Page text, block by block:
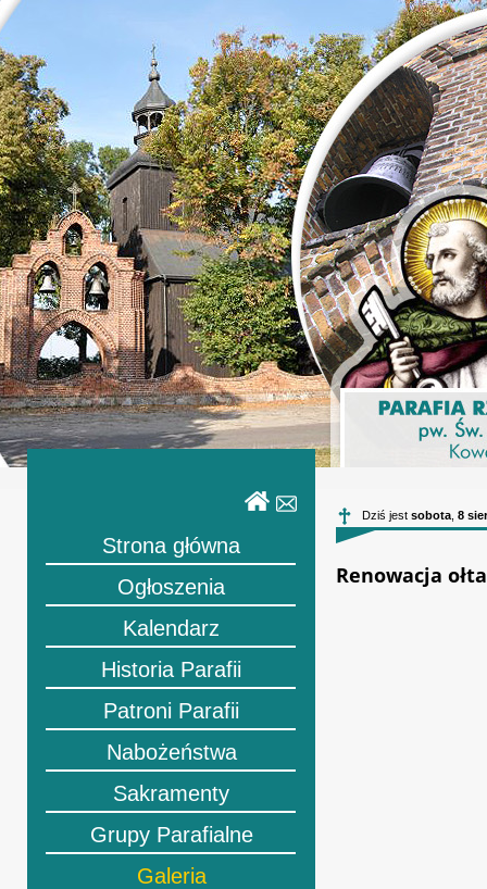
Strona główna
Ogłoszenia
Kalendarz
Historia Parafii
Patroni Parafii
Nabożeństwa
Sakramenty
Grupy Parafialne
Galeria
Dziś jest sobota 8
Renowacja